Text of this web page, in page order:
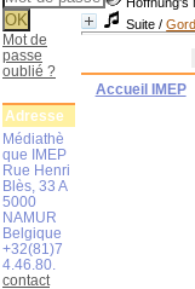
Suite /
Accueil IMEP
Mot de
passe
oublié ?
Adresse
Médiathè
que IMEP
Rue Henri
Blès, 33 A
5000
NAMUR
Belgique
+32(81)7
4.46.80.
contact